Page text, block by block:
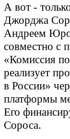
А вот -
Джорджа
Андреем
совместно с
«Комиссия
реализует
в России»
платформы
Его
Сороса.